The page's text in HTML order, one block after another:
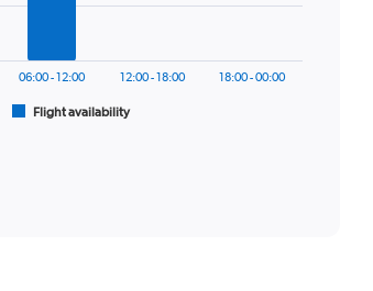
Flight availability
06:00 - 12:00 12:00 - 18:00 18:00 - 00:00